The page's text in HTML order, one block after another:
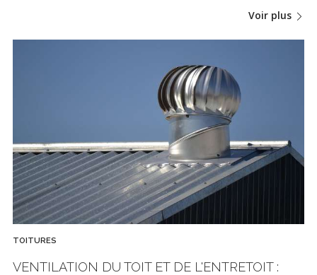
Voir plus
TOITURES
VENTILATION DU TOIT ET DE L'ENTRETOIT :